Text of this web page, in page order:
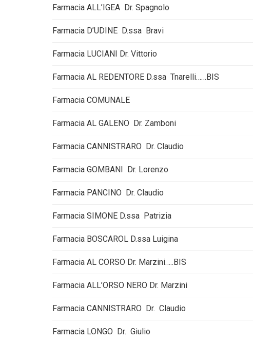
Farmacia ALL’IGEA Dr. Spagnolo
Farmacia D’UDINE D.ssa Bravi
Farmacia LUCIANI Dr. Vittorio
Farmacia AL REDENTORE D.ssa Tnarelli……BIS
Farmacia COMUNALE
Farmacia AL GALENO Dr. Zamboni
Farmacia CANNISTRARO Dr. Claudio
Farmacia GOMBANI Dr. Lorenzo
Farmacia PANCINO Dr. Claudio
Farmacia SIMONE D.ssa Patrizia
Farmacia BOSCAROL D.ssa Luigina
Farmacia AL CORSO Dr. Marzini…..BIS
Farmacia ALL’ORSO NERO Dr. Marzini
Farmacia CANNISTRARO Dr. Claudio
Farmacia LONGO Dr. Giulio